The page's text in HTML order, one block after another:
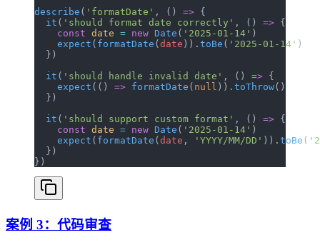
describe ( 'formatDate' , () => {
  it
( 'should format date correctly' , () => {
    const
date = new Date ( '2025-01-14' )
    expect
( formatDate ( date )). toBe ( '2025-01-14' )
  })
  it
( 'should handle invalid date' , () => {
    expect
(() => formatDate ( null )). toThrow()
  })
  it
( 'should support custom format' , () => {
    const
date = new Date ( '2025-01-14' )
    expect
( formatDate ( date , 'YYYY/MM/DD' )). toBe (
  })
})
案例 3：代码审查